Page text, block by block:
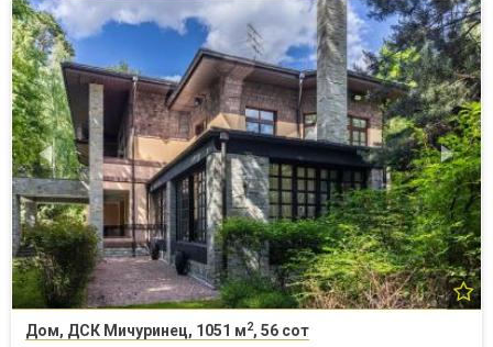
Дом, ДСК Мичуринец, 1051 м2, 56 сот